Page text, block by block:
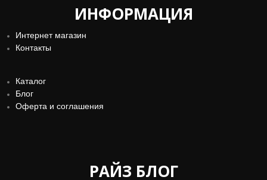
ИНФОРМАЦИЯ
Интернет магазин
Контакты
Каталог
Блог
Оферта и соглашения
РАЙЗ БЛОГ